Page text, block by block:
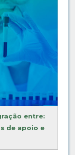
entre:
de apoio e